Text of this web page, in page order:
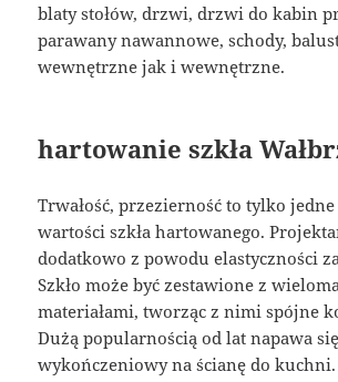
blaty stołów, drzwi, drzwi do kabin
parawany nawannowe, schody,
wewnętrzne jak i wewnętrzne.
hartowanie szkła
Trwałość, przezierność to tylko
wartości szkła hartowanego.
dodatkowo z powodu elastyczności
Szkło może być zestawione z
materiałami, tworząc z nimi spójne
Dużą popularnością od lat napawa
wykończeniowy na ścianę do kuchni.